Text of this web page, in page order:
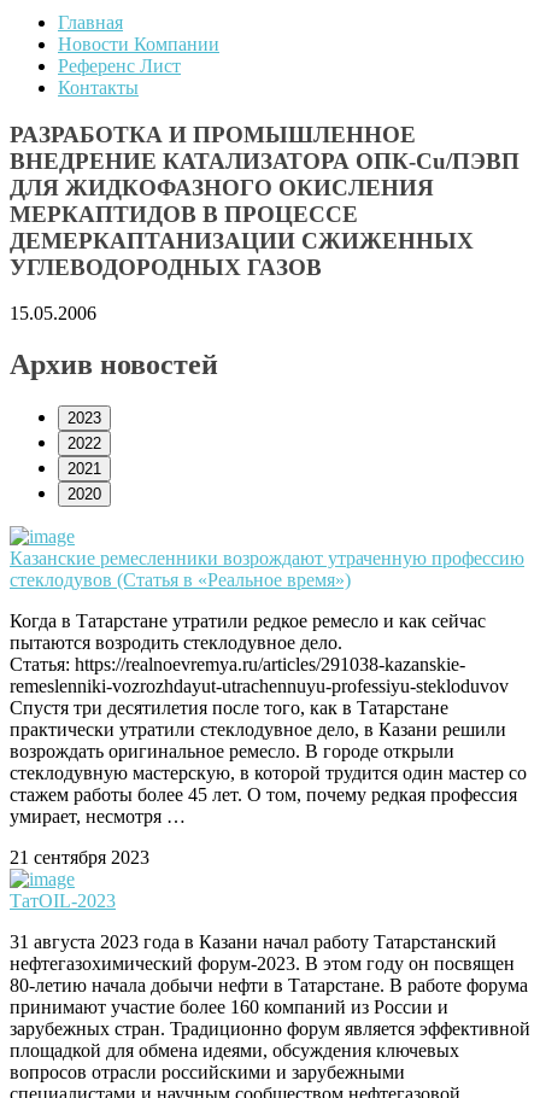
Главная
Новости Компании
Референс Лист
Контакты
РАЗРАБОТКА И ПРОМЫШЛЕННОЕ
ВНЕДРЕНИЕ КАТАЛИЗАТОРА ОПК-Cu/ПЭВП
ДЛЯ ЖИДКОФАЗНОГО ОКИСЛЕНИЯ
МЕРКАПТИДОВ В ПРОЦЕССЕ
ДЕМЕРКАПТАНИЗАЦИИ СЖИЖЕННЫХ
УГЛЕВОДОРОДНЫХ ГАЗОВ
15.05.2006
Архив новостей
2023
2022
2021
2020
Казанские ремесленники возрождают утраченную профессию
стеклодувов (Статья в «Реальное время»)
Когда в Татарстане утратили редкое ремесло и как сейчас
пытаются возродить стеклодувное дело.
Статья: https://realnoevremya.ru/articles/291038-kazanskie-
remeslenniki-vozrozhdayut-utrachennuyu-professiyu-stekloduvov
Спустя три десятилетия после того, как в Татарстане
практически утратили стеклодувное дело, в Казани решили
возрождать оригинальное ремесло. В городе открыли
стеклодувную мастерскую, в которой трудится один мастер со
стажем работы более 45 лет. О том, почему редкая профессия
умирает, несмотря …
21 сентября 2023
ТатOIL-2023
31 августа 2023 года в Казани начал работу Татарстанский
нефтегазохимический форум-2023. В этом году он посвящен
80-летию начала добычи нефти в Татарстане. В работе форума
принимают участие более 160 компаний из России и
зарубежных стран. Традиционно форум является эффективной
площадкой для обмена идеями, обсуждения ключевых
вопросов отрасли российскими и зарубежными